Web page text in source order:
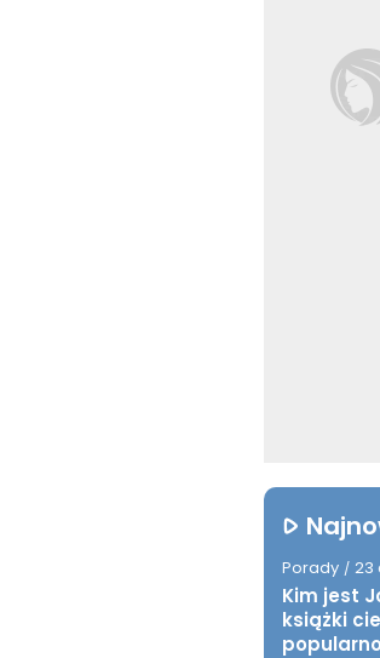
Porady / 23
Kim jest
książki